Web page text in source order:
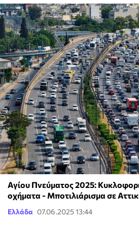
Αγίου Πνεύματος 2025:
οχήματα - Μποτιλιάρισμα σε
Ελλάδα 07.06.2025 13:44